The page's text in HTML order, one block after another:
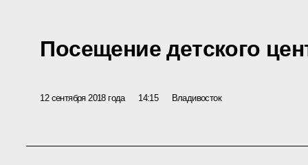
Посещение детского
12 сентября 2018 года 14:15 Владивосток